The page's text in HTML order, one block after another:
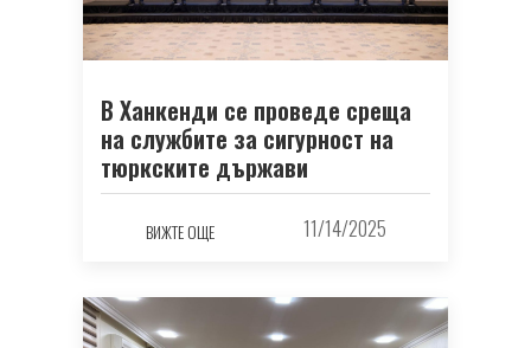
В Ханкенди се проведе среща
на службите за сигурност на
тюркските държави
ВИЖТЕ ОЩЕ 11/14/2025